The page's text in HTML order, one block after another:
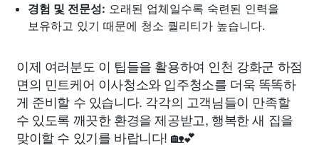
경험 및 전문성: 오래된 업체일수록 숙련된 인력을
보유하고 있기 때문에 청소 퀄리티가 높습니다.
이제 여러분도 이 팁들을 활용하여 인천 강화군 하점
면의 민트케어 이사청소와 입주청소를 더욱 똑똑하
게 준비할 수 있습니다. 각각의 고객님들이 만족할
수 있도록 깨끗한 환경을 제공받고, 행복한 새 집을
맞이할 수 있기를 바랍니다! 🏡💕